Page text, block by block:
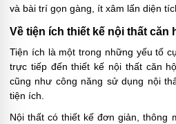
và bài trí gọn gàng, ít xâm lấn diện
Về tiện ích thiết kế nội thất căn
Tiện ích là một trong những yếu tố
trực tiếp đến thiết kế nội thất căn
cũng như công năng sử dụng nội
tiện ích.
Nội thất có thiết kế đơn giản, thông